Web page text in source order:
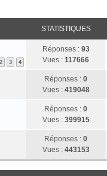
STATISTIQUES
2 3 4
Réponses : 93
Vues : 117666
Réponses : 0
Vues : 419048
Réponses : 0
Vues : 399915
Réponses : 0
Vues : 443153